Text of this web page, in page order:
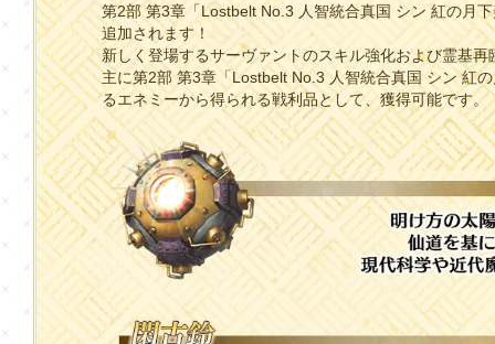
第2部 第3章「Lostbelt No.3 人智統合真国 シン 紅の月
追加されます！
新しく登場するサーヴァントのスキル強化および霊基
主に第2部 第3章「Lostbelt No.3 人智統合真国 シン 紅
るエネミーから得られる戦利品として、獲得可能です。